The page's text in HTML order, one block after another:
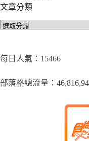
文章分類
文
類
每日人氣：15466
部落格總流量：​